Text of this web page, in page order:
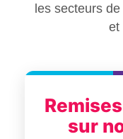
les secteurs de
et
sur